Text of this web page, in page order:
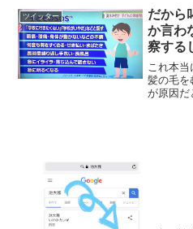
じ様な
です。
ツイッター
だから
か言わ
察する
これ本当
髪の毛を
が原因だ